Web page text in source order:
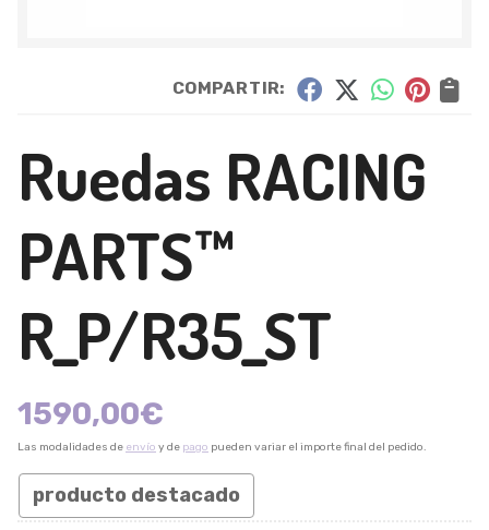
COMPARTIR:
Ruedas RACING
PARTS™
R_P/R35_ST
1590,00€
Las modalidades de envío y de pago pueden variar el importe final del pedido.
producto destacado